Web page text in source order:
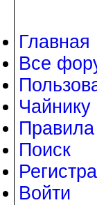
Главная
Все
Чайнику
Правила
Поиск
Войти